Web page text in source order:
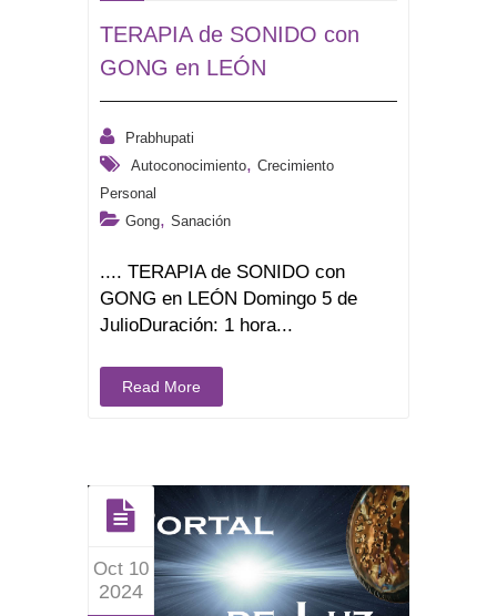
TERAPIA de SONIDO con
GONG en LEÓN
Prabhupati
Autoconocimiento, Crecimiento
Personal
Gong, Sanación
.... TERAPIA de SONIDO con
GONG en LEÓN Domingo 5 de
JulioDuración: 1 hora...
Read More
Oct 10
2024